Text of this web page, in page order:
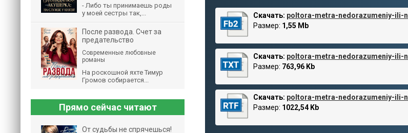
Скачать: poltora-metra-nedorazumeniy-ili-
Размер: 1,55 Mb
Скачать: poltora-metra-nedorazumeniy-ili-
Размер: 763,96 Kb
Скачать: poltora-metra-nedorazumeniy-ili-
Размер: 1022,54 Kb
- Либо ты принимаешь роды
у моей сестры так,...
После развода. Счет за
предательство
Современные любовные
романы
На роскошной яхте Тимур
Громов собирается...
Прямо сейчас читают
От судьбы не спрячешься!